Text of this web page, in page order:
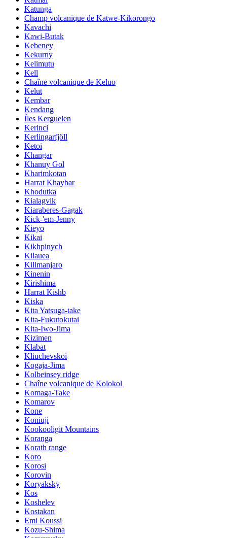
Katunga
Champ volcanique de Katwe-Kikorongo
Kavachi
Kawi-Butak
Kebeney
Kekurny
Kelimutu
Kell
Chaîne volcanique de Keluo
Kelut
Kembar
Kendang
Îles Kerguelen
Kerinci
Kerlingarfjöll
Ketoi
Khangar
Khanuy Gol
Kharimkotan
Harrat Khaybar
Khodutka
Kialagvik
Kiaraberes-Gagak
Kick-'em-Jenny
Kieyo
Kikai
Kikhpinych
Kilauea
Kilimanjaro
Kinenin
Kirishima
Harrat Kishb
Kiska
Kita Yatsuga-take
Kita-Fukutokutai
Kita-Iwo-Jima
Kizimen
Klabat
Kliuchevskoi
Kogaja-Jima
Kolbeinsey ridge
Chaîne volcanique de Kolokol
Komaga-Take
Komarov
Kone
Koniuji
Kookooligit Mountains
Koranga
Korath range
Koro
Korosi
Korovin
Koryaksky
Kos
Koshelev
Kostakan
Emi Koussi
Kozu-Shima